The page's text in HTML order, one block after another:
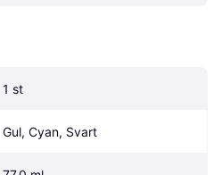
1 st
Gul, Cyan, Svart